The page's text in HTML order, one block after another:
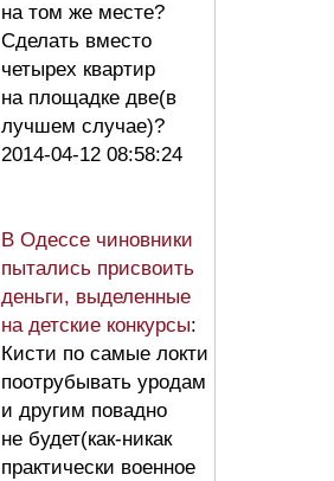
на том же месте?
Сделать вместо
четырех квартир
на площадке две(в
лучшем случае)?
2014-04-12 08:58:24
В Одессе чиновники
пытались присвоить
деньги, выделенные
на детские конкурсы:
Кисти по самые локти
поотрубывать уродам
и другим повадно
не будет(как-никак
практически военное